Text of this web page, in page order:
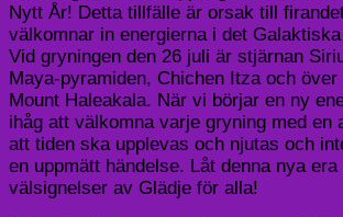
Nytt År! Detta tillfälle är orsak till
välkomnar in energierna i det
Vid gryningen den 26 juli är stjärnan
Maya-pyramiden, Chichen Itza och
Mount Haleakala. När vi börjar en ny
ihåg att välkomna varje gryning med en
att tiden ska upplevas och njutas och
en uppmätt händelse. Låt denna nya era
välsignelser av Glädje för alla!